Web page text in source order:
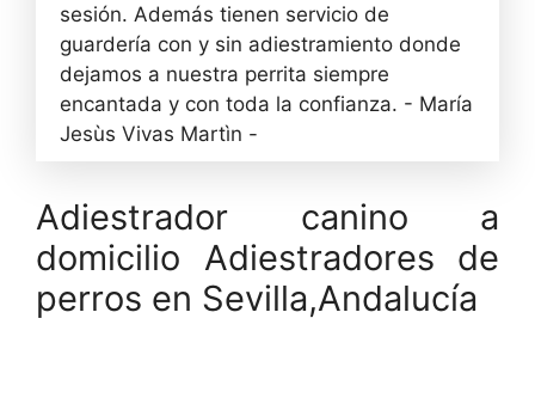
sesión. Además tienen servicio de
guardería con y sin adiestramiento donde
dejamos a nuestra perrita siempre
encantada y con toda la confianza. - María
Jesùs Vivas Martìn -
Adiestrador canino a
domicilio Adiestradores de
perros en Sevilla,Andalucía